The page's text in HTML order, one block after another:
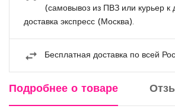
(самовывоз из ПВЗ или курьер к
доставка экспресс (Москва).
Бесплатная доставка по всей
Подробнее о товаре